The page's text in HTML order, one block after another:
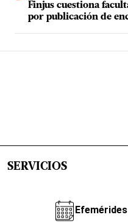
Finjus cuestiona
por publicación de
SERVICIOS
Efemérides